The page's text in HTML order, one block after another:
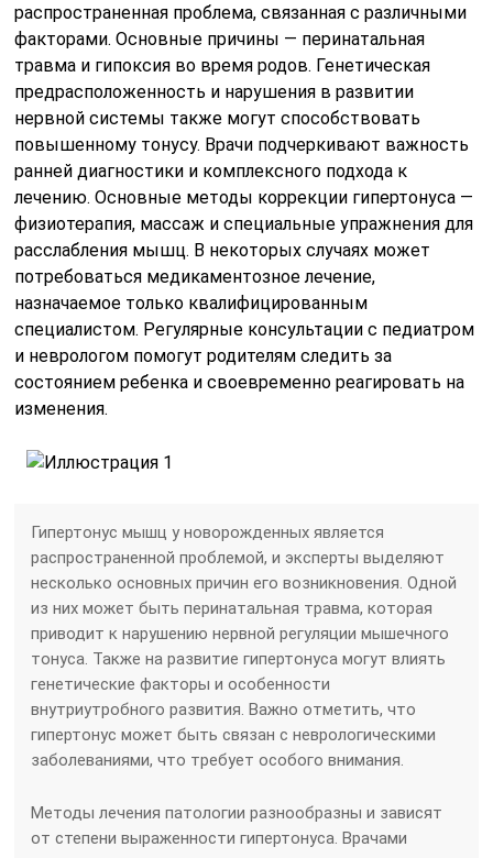
распространенная проблема, связанная с различными
факторами. Основные причины — перинатальная
травма и гипоксия во время родов. Генетическая
предрасположенность и нарушения в развитии
нервной системы также могут способствовать
повышенному тонусу. Врачи подчеркивают важность
ранней диагностики и комплексного подхода к
лечению. Основные методы коррекции гипертонуса —
физиотерапия, массаж и специальные упражнения для
расслабления мышц. В некоторых случаях может
потребоваться медикаментозное лечение,
назначаемое только квалифицированным
специалистом. Регулярные консультации с педиатром
и неврологом помогут родителям следить за
состоянием ребенка и своевременно реагировать на
изменения.
Гипертонус мышц у новорожденных является
распространенной проблемой, и эксперты выделяют
несколько основных причин его возникновения. Одной
из них может быть перинатальная травма, которая
приводит к нарушению нервной регуляции мышечного
тонуса. Также на развитие гипертонуса могут влиять
генетические факторы и особенности
внутриутробного развития. Важно отметить, что
гипертонус может быть связан с неврологическими
заболеваниями, что требует особого внимания.
Методы лечения патологии разнообразны и зависят
от степени выраженности гипертонуса. Врачами